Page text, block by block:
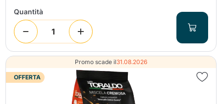
Quantità
Promo scade il31.08.2026
OFFERTA